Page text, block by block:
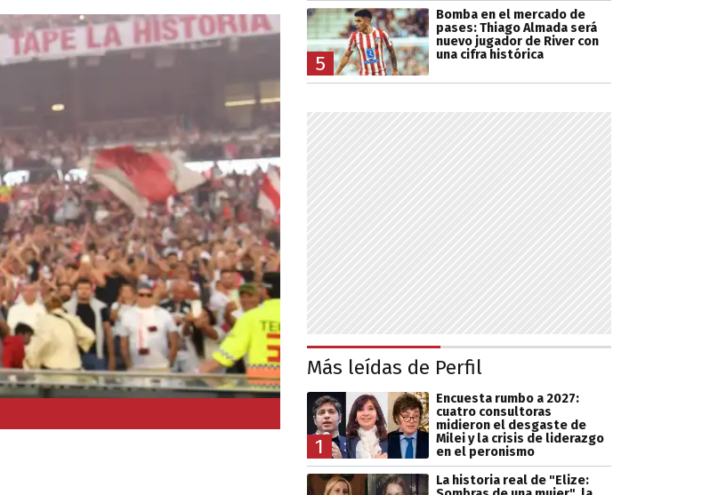
5
Bomba en el mercado de
pases: Thiago Almada será
nuevo jugador de River con
una cifra histórica
Más leídas de Perfil
1
Encuesta rumbo a 2027:
cuatro consultoras
midieron el desgaste de
Milei y la crisis de liderazgo
en el peronismo
La historia real de "Elize: